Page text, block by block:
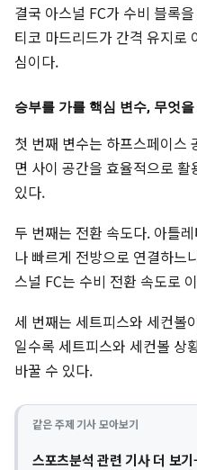
결국 아스널 FC가 수비 블록
티코 마드리드가 간격 유지로
심이다.
승부를 가를 핵심 변수, 무엇
첫 번째 변수는 하프스페이스
면 사이 공간을 효율적으로
있다.
두 번째는 전환 속도다. 아틀
나 빠르게 전방으로 연결하느
스널 FC는 수비 전환 속도로
세 번째는 세트피스와 세컨볼
일수록 세트피스와 세컨볼 상
바꿀 수 있다.
같은 주제 기사 모아보기
스포츠분석 관련 기사 더 보기